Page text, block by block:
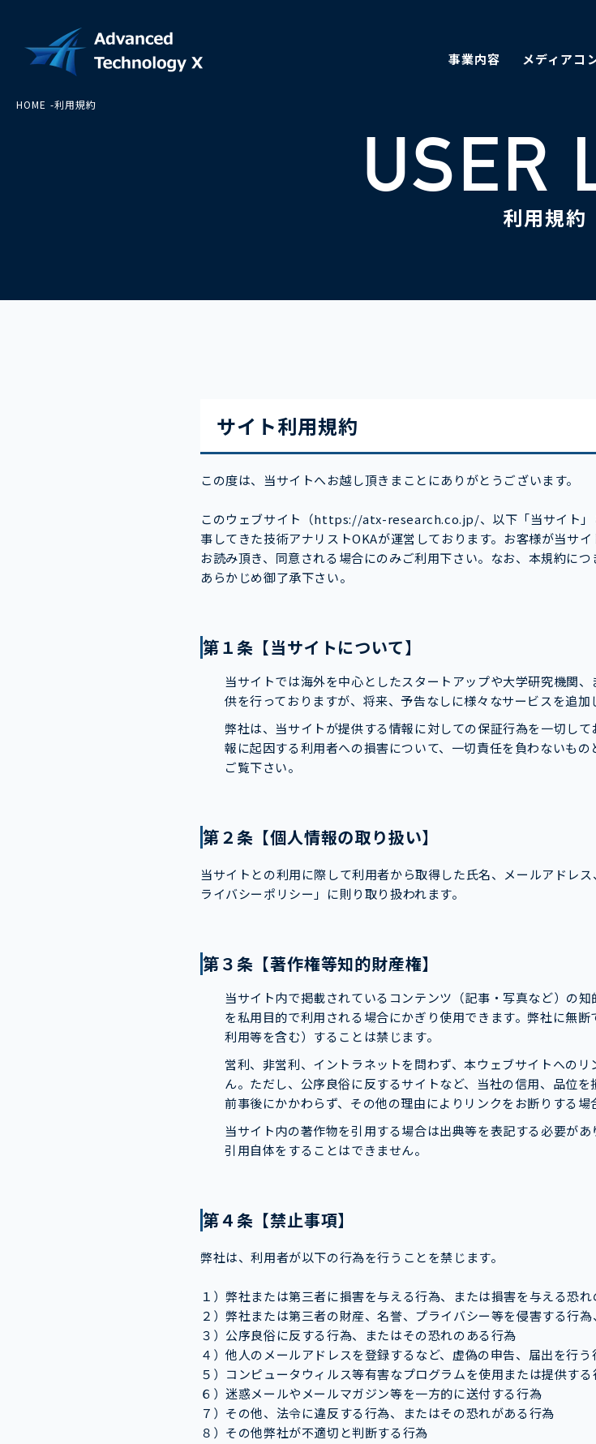
事業内容 メディアコ
HOME 利用規約
USER
利用規約
サイト利用規約
この度は、当サイトへお越し頂きまことにありがとうございます。
このウェブサイト（https://atx-research.co.jp/、以下「当サイト」
事してきた技術アナリストOKAが運営しております。お客様が当サ
お読み頂き、同意される場合にのみご利用下さい。なお、本規約に
あらかじめ御了承下さい。
第１条【当サイトについて】
当サイトでは海外を中心としたスタートアップや大学研究機関
供を行っておりますが、将来、予告なしに様々なサービスを追加
弊社は、当サイトが提供する情報に対しての保証行為を一切し
報に起因する利用者への損害について、一切責任を負わないも
ご覧下さい。
第２条【個人情報の取り扱い】
当サイトとの利用に際して利用者から取得した氏名、メールアドレ
ライバシーポリシー」に則り取り扱われます。
第３条【著作権等知的財産権】
当サイト内で掲載されているコンテンツ（記事・写真など）の
を私用目的で利用される場合にかぎり使用できます。弊社に無
利用等を含む）することは禁じます。
営利、非営利、イントラネットを問わず、本ウェブサイトへの
ん。ただし、公序良俗に反するサイトなど、当社の信用、品位
前事後にかかわらず、その他の理由によりリンクをお断りする場
当サイト内の著作物を引用する場合は出典等を表記する必要が
引用自体をすることはできません。
第４条【禁止事項】
弊社は、利用者が以下の行為を行うことを禁じます。
１）弊社または第三者に損害を与える行為、または損害を与える恐
２）弊社または第三者の財産、名誉、プライバシー等を侵害する行
３）公序良俗に反する行為、またはその恐れのある行為
４）他人のメールアドレスを登録するなど、虚偽の申告、届出を行う
５）コンピュータウィルス等有害なプログラムを使用または提供する
６）迷惑メールやメールマガジン等を一方的に送付する行為
７）その他、法令に違反する行為、またはその恐れがある行為
８）その他弊社が不適切と判断する行為